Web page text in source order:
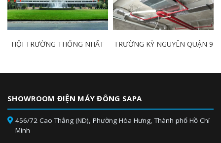
HỘI TRƯỜNG THỐNG NHẤT TRƯỜNG KỲ NGUYÊN QUẬN 9
SHOWROOM ĐIỆN MÁY ĐÔNG SAPA
456/72 Cao Thắng (ND), Phường Hòa Hưng, Thành phố Hồ Chí
Minh